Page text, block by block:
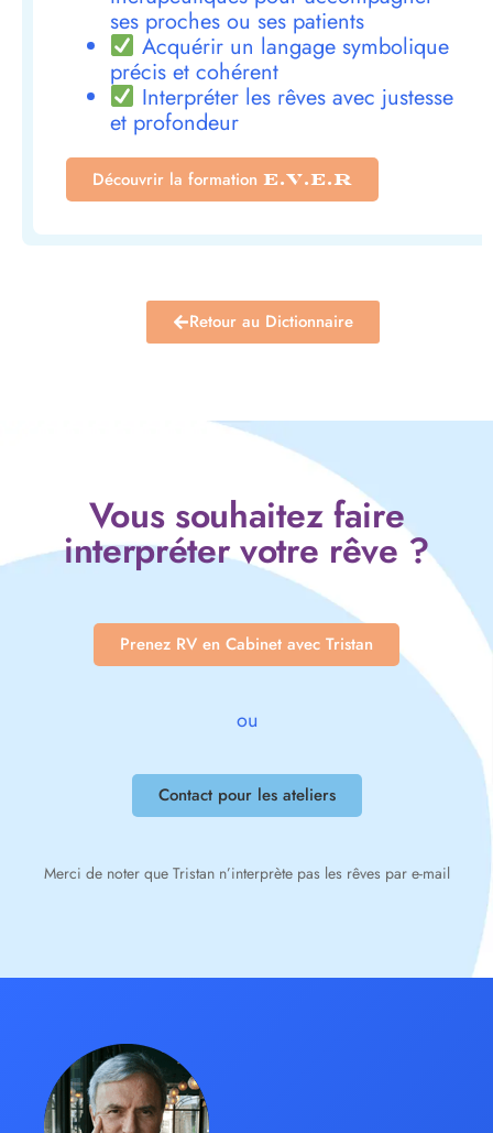
ses proches ou ses patients
Acquérir un langage symbolique
précis et cohérent
Interpréter les rêves avec justesse
et profondeur
Découvrir la formation E.V.E.R
Retour au Dictionnaire
Vous souhaitez faire
interpréter votre rêve ?
Prenez RV en Cabinet avec Tristan
ou
Contact pour les ateliers
Merci de noter que Tristan n’interprète pas les rêves par e-mail